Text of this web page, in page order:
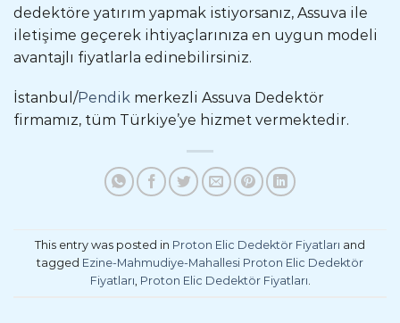
dedektöre yatırım yapmak istiyorsanız, Assuva ile
iletişime geçerek ihtiyaçlarınıza en uygun modeli
avantajlı fiyatlarla edinebilirsiniz.
İstanbul/Pendik merkezli Assuva Dedektör
firmamız, tüm Türkiye’ye hizmet vermektedir.
This entry was posted in Proton Elic Dedektör Fiyatları and
tagged Ezine-Mahmudiye-Mahallesi Proton Elic Dedektör
Fiyatları Proton Elic Dedektör Fiyatları